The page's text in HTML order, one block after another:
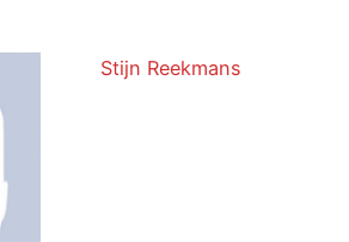
Stijn Reekmans